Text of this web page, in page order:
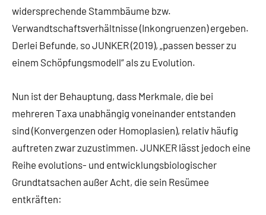
widersprechende Stammbäume bzw.
Verwandtschaftsverhältnisse (Inkongruenzen) ergeben.
Derlei Befunde, so JUNKER (2019), „passen besser zu
einem Schöpfungsmodell“ als zu Evolution.
Nun ist der Behauptung, dass Merkmale, die bei
mehreren Taxa unabhängig voneinander entstanden
sind (Konvergenzen oder Homoplasien), relativ häufig
auftreten zwar zuzustimmen. JUNKER lässt jedoch eine
Reihe evolutions- und entwicklungsbiologischer
Grundtatsachen außer Acht, die sein Resümee
entkräften: